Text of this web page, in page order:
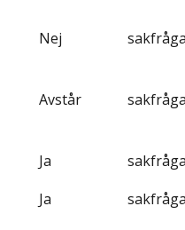
Nej
Avstår
Ja
Ja